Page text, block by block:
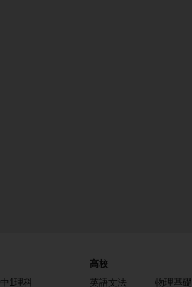
中1理科
高校
英語文法
物理基礎